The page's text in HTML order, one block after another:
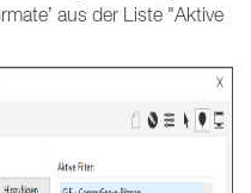
aus der Liste "Aktive